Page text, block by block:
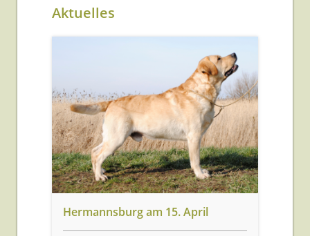
Aktuelles
Hermannsburg am 15. April